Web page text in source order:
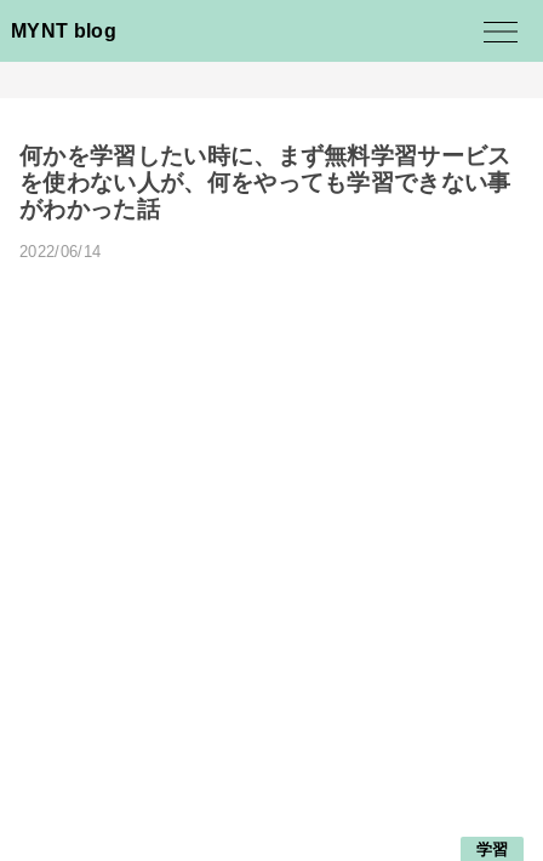
MYNT blog
何かを学習したい時に、まず無料学習サービス
を使わない人が、何をやっても学習できない事
がわかった話
2022/06/14
学習